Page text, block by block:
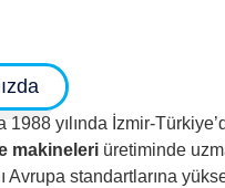
1988 yılında İzmir-
makineleri üretiminde
Avrupa standartlarına